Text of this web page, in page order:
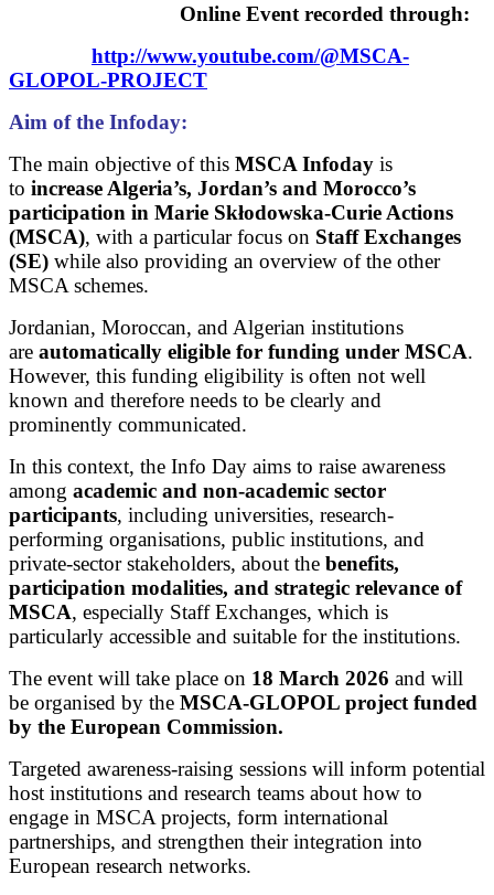
Online Event recorded through:
http://www.youtube.com/@MSCA-
GLOPOL-PROJECT
Aim of the Infoday:
The main objective of this MSCA Infoday is
to increase Algeria’s, Jordan’s and Morocco’s
participation in Marie Skłodowska-Curie Actions
(MSCA), with a particular focus on Staff Exchanges
(SE) while also providing an overview of the other
MSCA schemes.
Jordanian, Moroccan, and Algerian institutions
are automatically eligible for funding under MSCA.
However, this funding eligibility is often not well
known and therefore needs to be clearly and
prominently communicated.
In this context, the Info Day aims to raise awareness
among academic and non-academic sector
participants, including universities, research-
performing organisations, public institutions, and
private-sector stakeholders, about the benefits,
participation modalities, and strategic relevance of
MSCA, especially Staff Exchanges, which is
particularly accessible and suitable for the institutions.
The event will take place on 18 March 2026 and will
be organised by the MSCA-GLOPOL project funded
by the European Commission.
Targeted awareness-raising sessions will inform potential
host institutions and research teams about how to
engage in MSCA projects, form international
partnerships, and strengthen their integration into
European research networks.